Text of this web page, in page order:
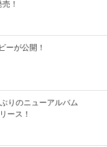
！
ーが公開！
りのニューアルバム
ース！